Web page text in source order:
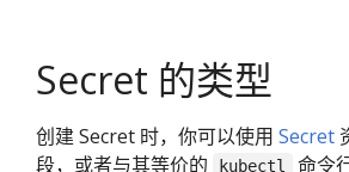
Secret 的类型
创建 Secret 时，你可以使用 Secret
段，或者与其等价的
kubectl
命令